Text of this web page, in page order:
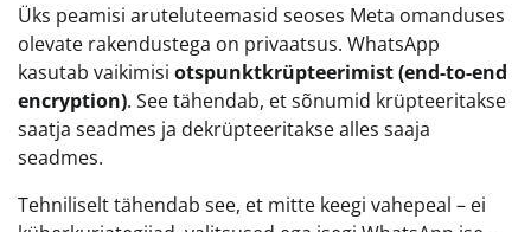
Üks peamisi aruteluteemasid seoses Meta omanduses
olevate rakendustega on privaatsus. WhatsApp
kasutab vaikimisi otspunktkrüpteerimist (end-to-end
encryption). See tähendab, et sõnumid krüpteeritakse
saatja seadmes ja dekrüpteeritakse alles saaja
seadmes.
Tehniliselt tähendab see, et mitte keegi vahepeal – ei